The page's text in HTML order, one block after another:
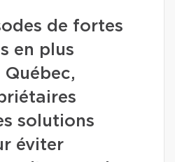
de fortes
en plus
solutions
éviter